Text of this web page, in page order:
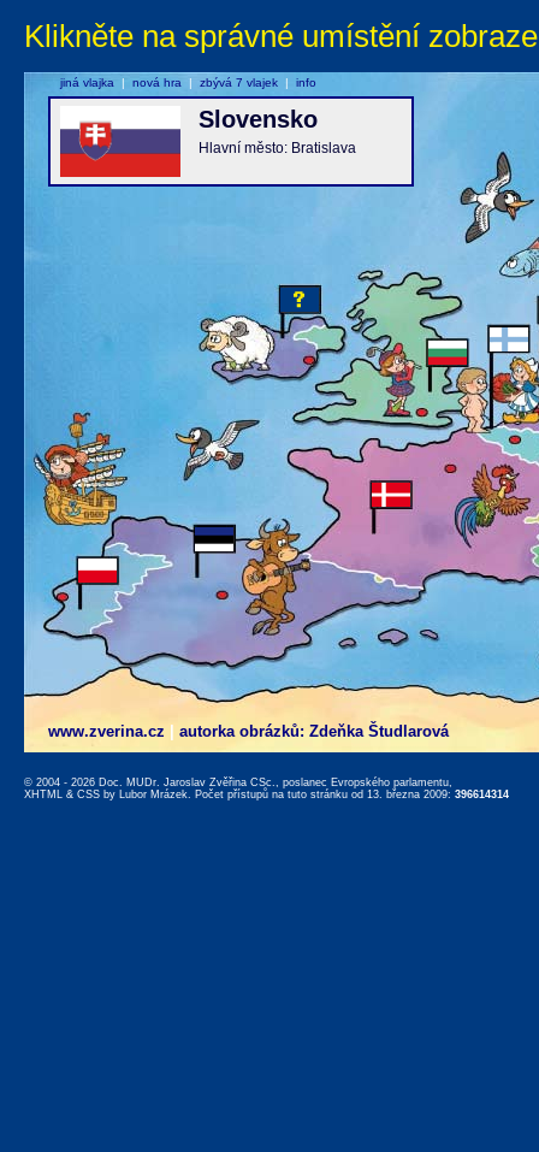
Klikněte na správné umístění
www.zverina.cz autorka obrázků: Zdeňka Študlarová
Slovensko
Hlavní město: Bratislava
jiná vlajka | nová hra | zbývá 7 vlajek | info
© 2004 - 2026 Doc. MUDr. Jaroslav Zvěřina CSc., poslanec Evropského parlamentu,
XHTML & CSS by Lubor Mrázek. Počet přístupů na tuto stránku od 13. března 2009: 396614314